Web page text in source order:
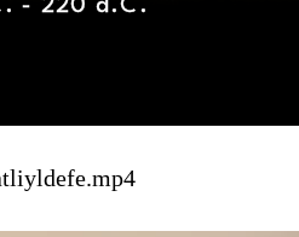
- 220 d.C.